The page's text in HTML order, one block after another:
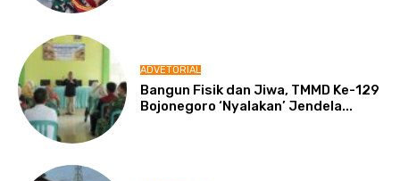
ADVETORIAL
Bangun Fisik dan Jiwa, TMMD Ke-129
Bojonegoro ‘Nyalakan’ Jendela...